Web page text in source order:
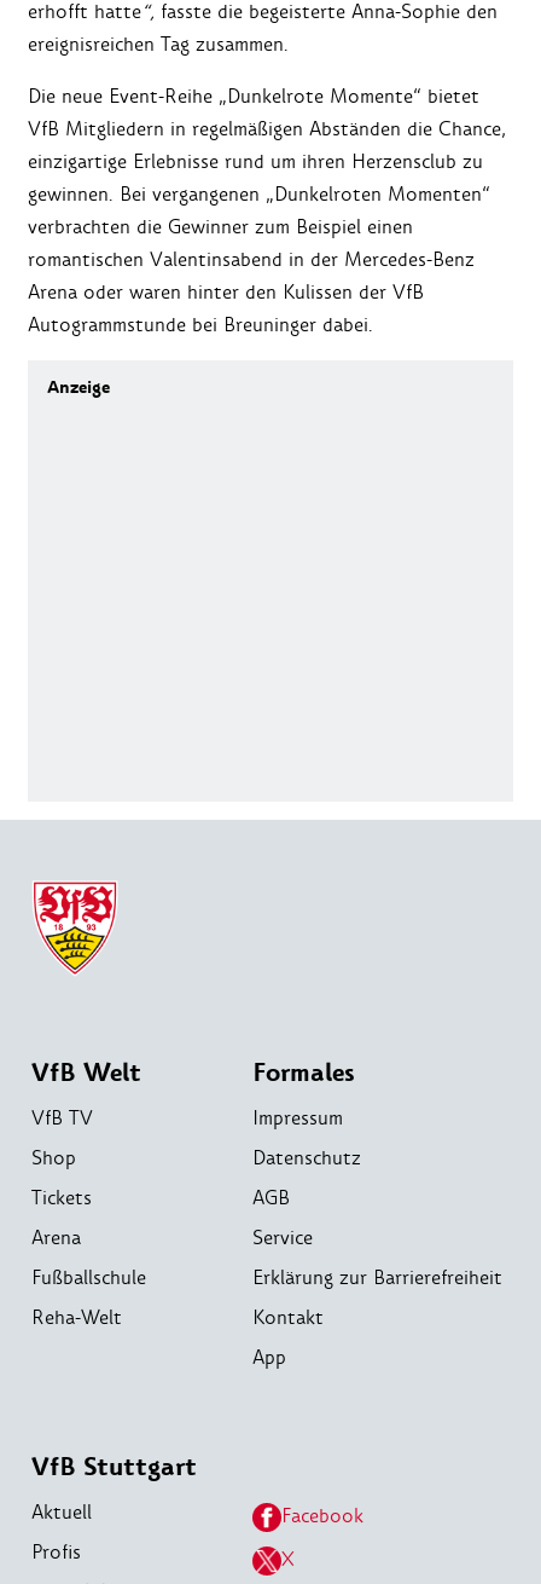
erhofft hatte“, fasste die begeisterte Anna-Sophie den
ereignisreichen Tag zusammen.
Die neue Event-Reihe „Dunkelrote Momente“ bietet
VfB Mitgliedern in regelmäßigen Abständen die Chance,
einzigartige Erlebnisse rund um ihren Herzensclub zu
gewinnen. Bei vergangenen „Dunkelroten Momenten“
verbrachten die Gewinner zum Beispiel einen
romantischen Valentinsabend in der Mercedes-Benz
Arena oder waren hinter den Kulissen der VfB
Autogrammstunde bei Breuninger dabei.
VfB Welt
VfB TV
Shop
Tickets
Arena
Fußballschule
Reha-Welt
Formales
Impressum
Datenschutz
AGB
Service
Erklärung zur Barrierefreiheit
Kontakt
App
VfB Stuttgart
Aktuell
Profis
Facebook
X